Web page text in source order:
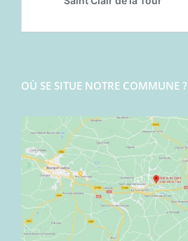
OÙ SE SITUE NOTRE COMMUNE ?